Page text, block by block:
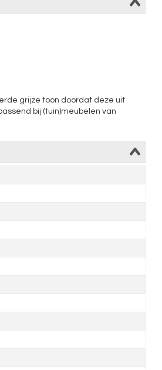
grijze toon doordat deze uit
bij (tuin)meubelen van